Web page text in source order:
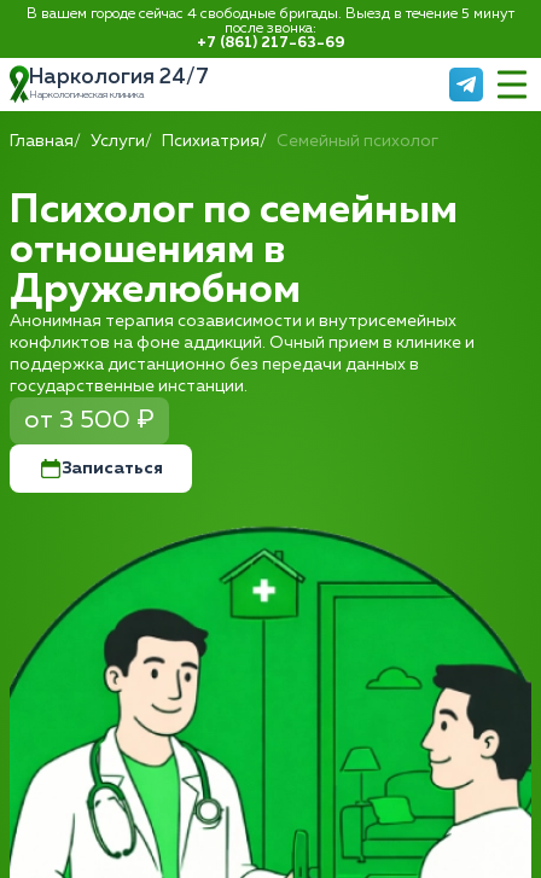
В вашем городе сейчас 4 свободные бригады. Выезд в течение 5 минут
после звонка:
+7 (861) 217-63-69
Наркология 24/7
Наркологическая клиника
Главная Услуги Психиатрия Семейный психолог
Психолог по семейным
отношениям в
Дружелюбном
Анонимная терапия созависимости и внутрисемейных
конфликтов на фоне аддикций. Очный прием в клинике и
поддержка дистанционно без передачи данных в
государственные инстанции.
от 3 500 ₽
Записаться